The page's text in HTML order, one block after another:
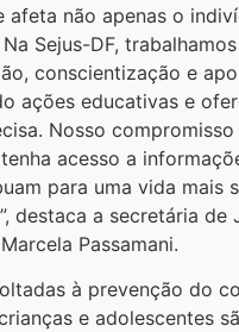
afeta não apenas o
Sejus-DF,
conscientização e
ações educativas e
Nosso
acesso a
para uma vida mais
destaca a secretária de
Passamani.
à prevenção do
e adolescentes